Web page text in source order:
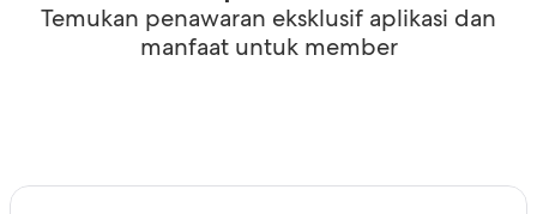
Temukan penawaran eksklusif aplikasi dan
manfaat untuk member